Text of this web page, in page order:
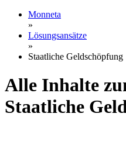
Monneta
»
Lösungsansätze
»
Staatliche Geldschöpfung
Alle Inhalte
Staatliche